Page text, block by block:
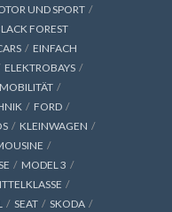
UND SPORT
FOREST
EINFACH
ELEKTROBAYS
FORD
KLEINWAGEN
MODEL 3
SEAT
SKODA